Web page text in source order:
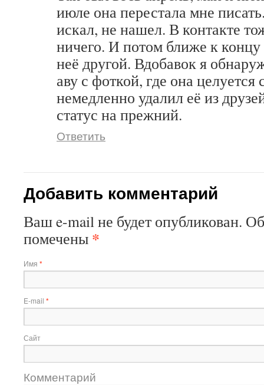
июле она перестала мне
искал, не нашел. В контакте
ничего. И потом ближе к
неё другой. Вдобавок я
аву с фоткой, где она
немедленно удалил её из
статус на прежний.
Ответить
Добавить комментарий
Ваш e-mail не будет опубликован.
помечены *
Имя *
E-mail *
Сайт
Комментарий